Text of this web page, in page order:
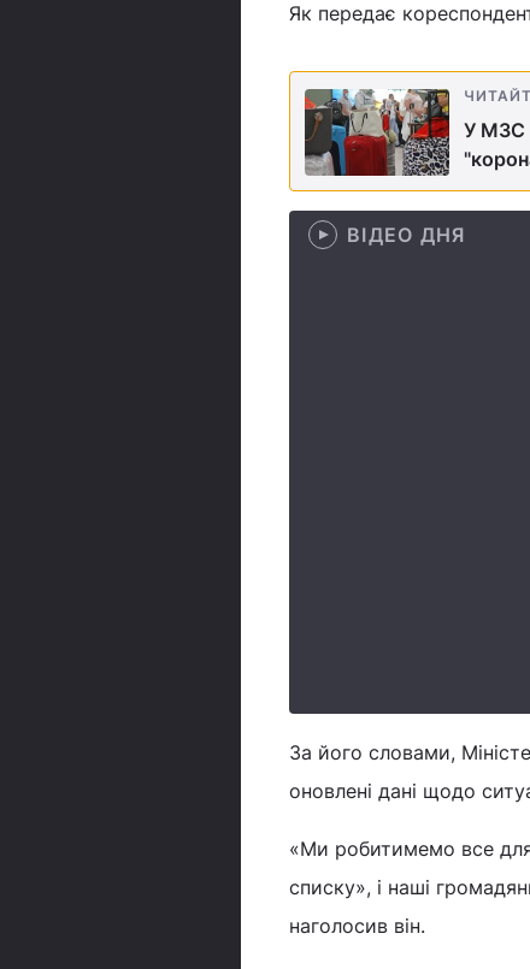
Як передає
У МЗС
ВІДЕО ДНЯ
За його словами,
оновлені дані щодо
«Ми робитимемо все
списку», і наші
наголосив він.